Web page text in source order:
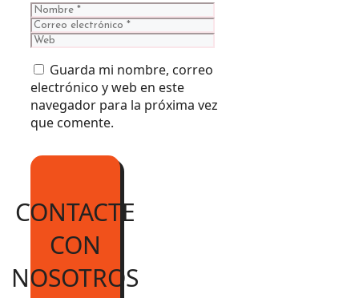
Nombre
electrónico
Guarda mi nombre, correo
electrónico y web en este
navegador para la próxima vez
que comente.
CONTACTE
CON
NOSOTROS